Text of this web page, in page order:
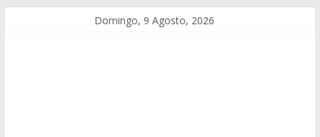
Domingo, 9 Agosto, 2026